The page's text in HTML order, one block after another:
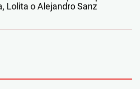
Lolita o Alejandro Sanz